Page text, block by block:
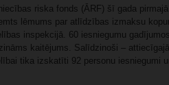
riska fonds (ĀRF) šī gada
lēmums par atlīdzības izmaksu
inspekcijā. 60 iesniegumu
kaitējums. Salīdzinoši –
tika izskatīti 92 personu iesniegumi